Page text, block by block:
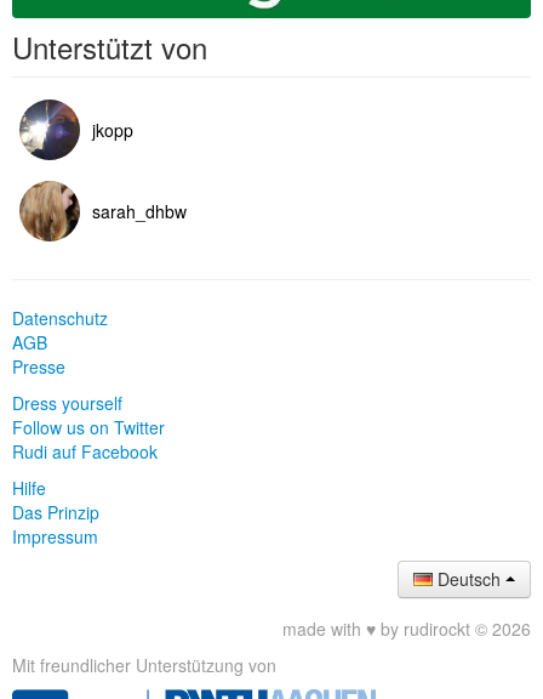
Unterstützt von
jkopp
sarah_dhbw
Datenschutz
AGB
Presse
Dress yourself
Follow us on Twitter
Rudi auf Facebook
Hilfe
Das Prinzip
Impressum
Deutsch
made with ♥ by rudirockt © 2026
Mit freundlicher Unterstützung von